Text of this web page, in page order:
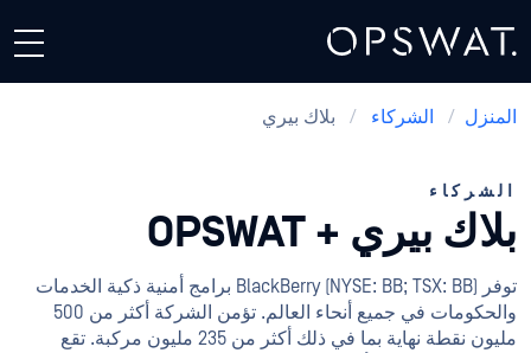
المنزل / الشركاء / بلاك بيري
الشركاء
بلاك بيري + OPSWAT
توفر BlackBerry (NYSE: BB; TSX: BB) برامج أمنية ذكية الخدمات
والحكومات في جميع أنحاء العالم. تؤمن الشركة أكثر من 500
مليون نقطة نهاية بما في ذلك أكثر من 235 مليون مركبة. تقع